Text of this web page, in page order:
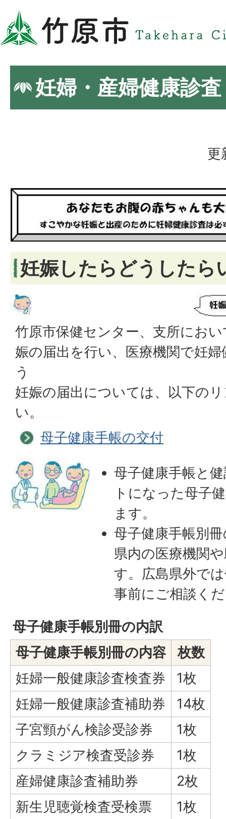
妊婦・産婦健康診査
更
妊娠したらどうしたら
竹原市保健センター、支所にお
娠の届出を行い、医療機関で妊
う
妊娠の届出については、以下の
い。
母子健康手帳の交付
母子健康手帳と
トになった母子
ます。
母子健康手帳別
県内の医療機関
す。広島県外で
事前にご相談く
母子健康手帳別冊の内訳
母子健康手帳別冊の内容
枚数
妊婦一般健康診査検査券
1枚
妊婦一般健康診査補助券
14枚
子宮頸がん検診受診券
1枚
クラミジア検査受診券
1枚
産婦健康診査補助券
2枚
新生児聴覚検査受検票
1枚